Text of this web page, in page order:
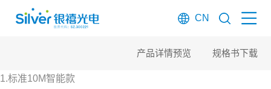
CN
产品详情预览 规格书下载
1.标准10M智能款